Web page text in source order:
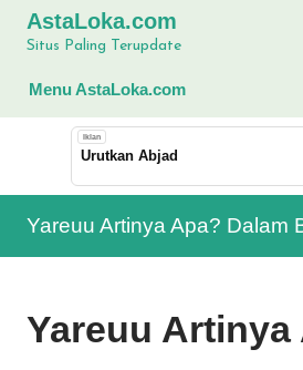
Langsung ke konten
AstaLoka.com
Situs Paling Terupdate
Menu AstaLoka.com
Iklan
Urutkan Abjad
Yareuu Artinya Apa? Dalam
Yareuu Artinya